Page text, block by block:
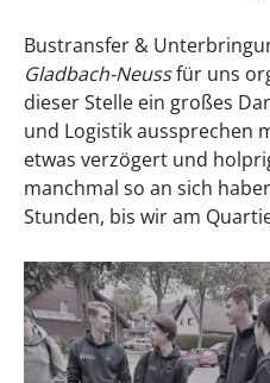
Bustransfer &
Gladbach-Neussfür uns
dieser Stelle ein großes
und Logistik aussprechen
etwas verzögert und
manchmal so an sich
Stunden, bis wir am